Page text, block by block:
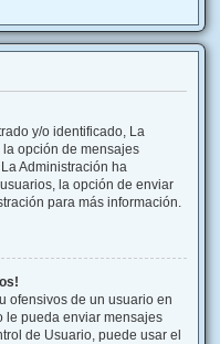
y/o identificado, La
opción de mensajes
Administración ha
la opción de enviar
para más información.
ofensivos de un usuario en
le pueda enviar mensajes
de Usuario, puede usar el